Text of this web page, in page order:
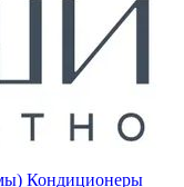
Кондиционеры